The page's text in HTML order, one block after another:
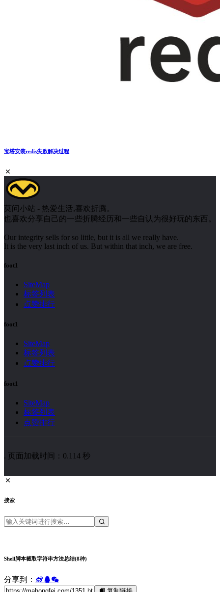
宝塔安装redis失败解决过程
莫问小站 - 热爱生活,喜欢折腾。
也喜欢分享自己的一些折腾经历和一些自认为很好玩的东西。
Our integrity sells for so little, but it is all we really have.
It is the very last inch of us. But within that inch, we are free.
foot1
SiteMap
标签列表
点赞排行
foot1
SiteMap
标签列表
点赞排行
foot1
SiteMap
标签列表
点赞排行
. 页面加载时间：0.114 秒
搜索
Shell脚本截取字符串方法总结(8种)
分享到：